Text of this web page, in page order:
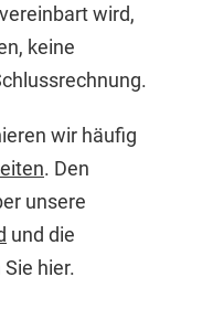
wird,
keine
wir häufig
. Den
unsere
und die
hier.